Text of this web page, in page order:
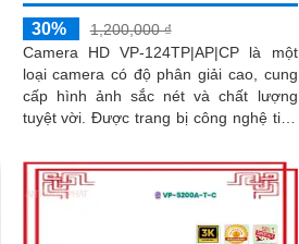
30%
1,200,000 ₫
Camera HD VP-124TP|AP|CP là một
loại camera có độ phân giải cao, cung
cấp hình ảnh sắc nét và chất lượng
tuyệt vời. Được trang bị công nghệ tiên